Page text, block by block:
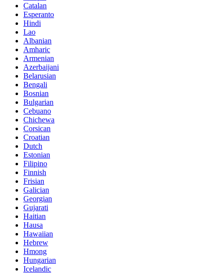
Catalan
Esperanto
Hindi
Lao
Albanian
Amharic
Armenian
Azerbaijani
Belarusian
Bengali
Bosnian
Bulgarian
Cebuano
Chichewa
Corsican
Croatian
Dutch
Estonian
Filipino
Finnish
Frisian
Galician
Georgian
Gujarati
Haitian
Hausa
Hawaiian
Hebrew
Hmong
Hungarian
Icelandic